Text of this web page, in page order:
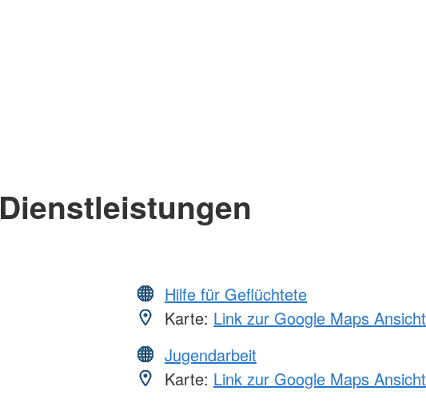
Dienstleistungen
Hilfe für Geflüchtete
Karte: Link zur Google Maps Ansicht
Jugendarbeit
Karte: Link zur Google Maps Ansicht